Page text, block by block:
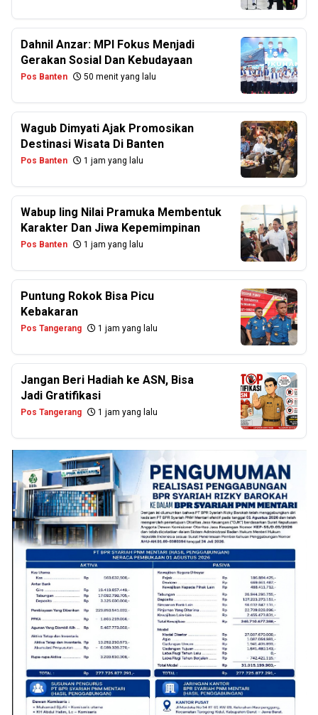
Dahnil Anzar: MPI Fokus Menjadi
Gerakan Sosial Dan Kebudayaan
Pos Banten 50 menit yang lalu
Wagub Dimyati Ajak Promosikan
Destinasi Wisata Di Banten
Pos Banten 1 jam yang lalu
Wabup Iing Nilai Pramuka Membentuk
Karakter Dan Jiwa Kepemimpinan
Pos Banten 1 jam yang lalu
Puntung Rokok Bisa Picu
Kebakaran
Pos Tangerang 1 jam yang lalu
Jangan Beri Hadiah ke ASN, Bisa
Jadi Gratifikasi
Pos Tangerang 1 jam yang lalu